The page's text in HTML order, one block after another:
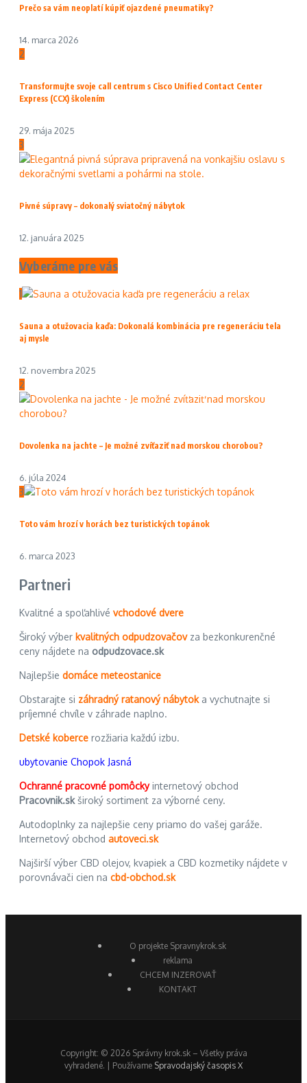
Prečo sa vám neoplatí kúpiť ojazdené pneumatiky?
14. marca 2026
2
Transformujte svoje call centrum s Cisco Unified Contact Center
Express (CCX) školením
29. mája 2025
3
Pivné súpravy – dokonalý sviatočný nábytok
12. januára 2025
Vyberáme pre vás
1
Sauna a otužovacia kaďa: Dokonalá kombinácia pre regeneráciu tela
aj mysle
12. novembra 2025
2
Dovolenka na jachte – Je možné zvíťaziť nad morskou chorobou?
6. júla 2024
3
Toto vám hrozí v horách bez turistických topánok
6. marca 2023
Partneri
Kvalitné a spoľahlivé vchodové dvere
Široký výber kvalitných odpudzovačovza bezkonkurenčné
ceny nájdete na odpudzovace.sk
Najlepšie domáce meteostanice
Obstarajte si záhradný ratanový nábytoka vychutnajte si
príjemné chvíle v záhrade naplno.
Detské koberce rozžiaria každú izbu.
ubytovanie Chopok Jasná
Ochranné pracovné pomôckyinternetový obchod
Pracovnik.skširoký sortiment za výborné ceny.
Autodoplnky za najlepšie ceny priamo do vašej garáže.
Internetový obchod autoveci.sk
Najširší výber CBD olejov, kvapiek a CBD kozmetiky nájdete v
porovnávači cien na cbd-obchod.sk
O projekte Spravnykrok.sk
reklama
CHCEM INZEROVAŤ
KONTAKT
Copyright: © 2026 Správny krok.sk – Všetky práva
vyhradené. | Používame Spravodajský časopis X